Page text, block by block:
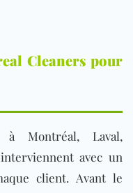
Cleaners pour
à Montréal, Laval,
avec un
client. Avant le